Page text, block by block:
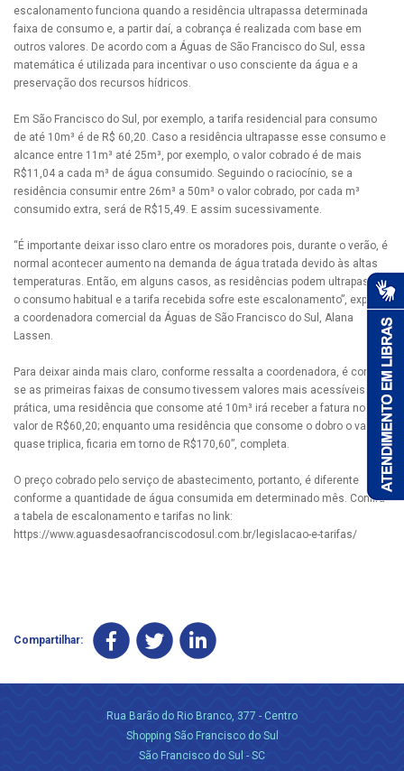
escalonamento funciona quando a residência ultrapassa determinada
faixa de consumo e, a partir daí, a cobrança é realizada com base em
outros valores. De acordo com a Águas de São Francisco do Sul, essa
matemática é utilizada para incentivar o uso consciente da água e a
preservação dos recursos hídricos.
Em São Francisco do Sul, por exemplo, a tarifa residencial para consumo
de até 10m³ é de R$ 60,20. Caso a residência ultrapasse esse consumo e
alcance entre 11m³ até 25m³, por exemplo, o valor cobrado é de mais
R$11,04 a cada m³ de água consumido. Seguindo o raciocínio, se a
residência consumir entre 26m³ a 50m³ o valor cobrado, por cada m³
consumido extra, será de R$15,49. E assim sucessivamente.
“É importante deixar isso claro entre os moradores pois, durante o verão, é
normal acontecer aumento na demanda de água tratada devido às altas
temperaturas. Então, em alguns casos, as residências podem ultrapassar
o consumo habitual e a tarifa recebida sofre este escalonamento”, explica
a coordenadora comercial da Águas de São Francisco do Sul, Alana
Lassen.
Para deixar ainda mais claro, conforme ressalta a coordenadora, é como
se as primeiras faixas de consumo tivessem valores mais acessíveis. Na
prática, uma residência que consome até 10m³ irá receber a fatura no
valor de R$60,20; enquanto uma residência que consome o dobro o valor
quase triplica, ficaria em torno de R$170,60”, completa.
O preço cobrado pelo serviço de abastecimento, portanto, é diferente
conforme a quantidade de água consumida em determinado mês. Confira
a tabela de escalonamento e tarifas no link:
https://www.aguasdesaofranciscodosul.com.br/legislacao-e-tarifas/
Compartilhar:
Rua Barão do Rio Branco, 377 - Centro
Shopping São Francisco do Sul
São Francisco do Sul - SC